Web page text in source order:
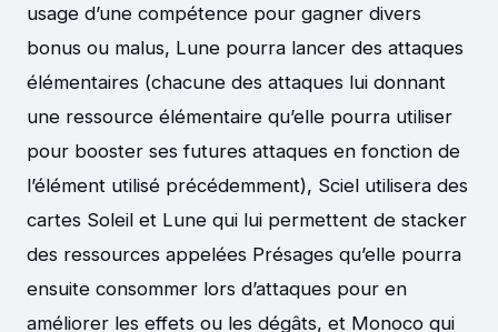
usage d’une compétence pour gagner divers
bonus ou malus, Lune pourra lancer des attaques
élémentaires (chacune des attaques lui donnant
une ressource élémentaire qu’elle pourra utiliser
pour booster ses futures attaques en fonction de
l’élément utilisé précédemment), Sciel utilisera des
cartes Soleil et Lune qui lui permettent de stacker
des ressources appelées Présages qu’elle pourra
ensuite consommer lors d’attaques pour en
améliorer les effets ou les dégâts, et Monoco qui